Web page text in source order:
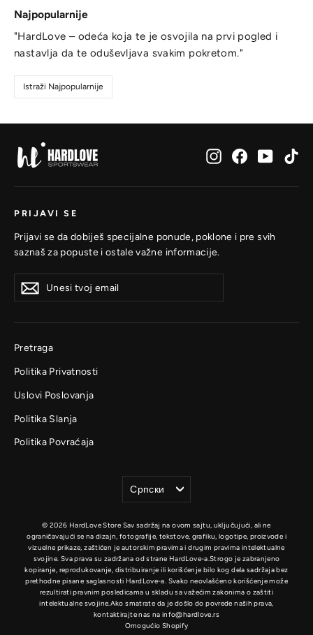
Najpopularnije
"HardLove – odeća koja te je osvojila na prvi pogled i
nastavlja da te oduševljava svakim pokretom."
Istraži Najpopularnije
InstagramFacebook
PRIJAVI SE
Prijavi se da dobiješ specijalne ponude, poklone i pre svih
saznaš za popuste i ostale važne informacije.
tvoj
se
Prijavi
se
Pretraga
Politika Privatnosti
Uslovi Poslovanja
Politika Slanja
Politika Povraćaja
Jezik
Српски
© 2026 HardLove Store Sav sadržaj na ovom sajtu, uključujući, ali ne
ograničavajući se na dizajn, fotografije, tekstove, grafiku, logotipe, proizvode i
vizuelne prikaze, zaštićen je autorskim pravima i drugim pravima intelektualne
svojine. Sva prava su zadržana od strane HardLove-a.Strogo je zabranjeno
kopiranje, reprodukovanje, distribuiranje ili korišćenje bilo kog dela sadržaja bez
prethodne pisane saglasnosti HardLove-a. Svako neovlašćeno korišćenje može
rezultirati pravnim posledicama u skladu sa važećim zakonima o zaštiti
intelektualne svojine.Ako smatrate da je došlo do povrede naših prava,
kontaktirajte nas na info@hardlove.rs
Omogućio Shopify